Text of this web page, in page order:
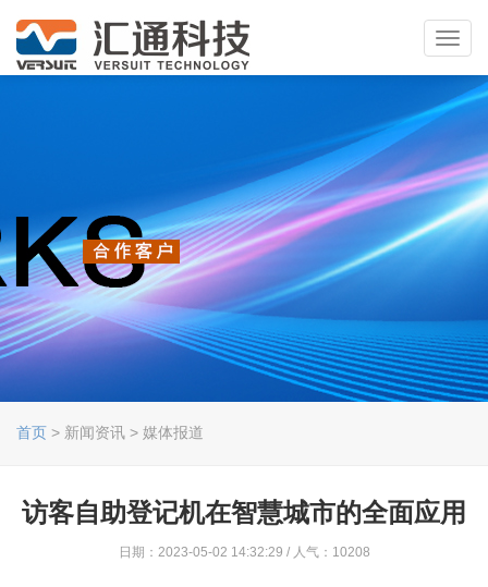
首页 > 新闻资讯 > 媒体报道
访客自助登记机在智慧城市的全面应用
日期：2023-05-02 14:32:29 / 人气：10208